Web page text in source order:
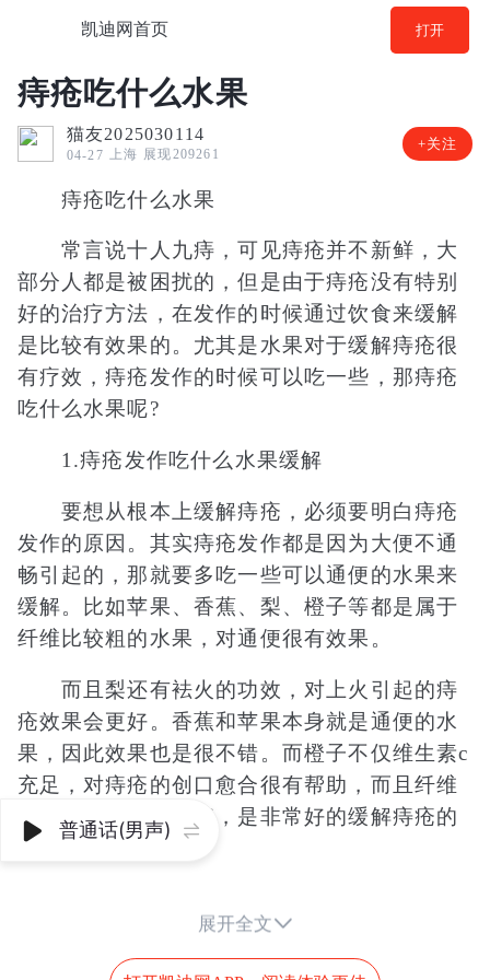
凯迪网首页 打开
痔疮吃什么水果
猫友2025030114
04-27 上海 展现209261
+关注
痔疮吃什么水果
常言说十人九痔，可见痔疮并不新鲜，大
部分人都是被困扰的，但是由于痔疮没有特别
好的治疗方法，在发作的时候通过饮食来缓解
是比较有效果的。尤其是水果对于缓解痔疮很
有疗效，痔疮发作的时候可以吃一些，那痔疮
吃什么水果呢?
1.痔疮发作吃什么水果缓解
要想从根本上缓解痔疮，必须要明白痔疮
发作的原因。其实痔疮发作都是因为大便不通
畅引起的，那就要多吃一些可以通便的水果来
缓解。比如苹果、香蕉、梨、橙子等都是属于
纤维比较粗的水果，对通便很有效果。
而且梨还有袪火的功效，对上火引起的痔
疮效果会更好。香蕉和苹果本身就是通便的水
果，因此效果也是很不错。而橙子不仅维生素c
充足，对痔疮的创口愈合很有帮助，而且纤维
也很粗，通便也很好，是非常好的缓解痔疮的
水果。
些。尽量多吃一些粗粮，像玉米、燕麦等都是
对痔疮很好的，而且粗粮里的各种维生素和膳
展开全文
 普通话(男声) 